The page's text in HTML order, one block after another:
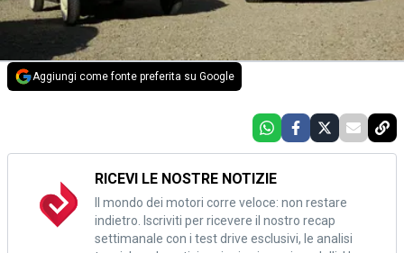
Aggiungi come fonte preferita su Google
RICEVI LE NOSTRE NOTIZIE
Il mondo dei motori corre veloce: non restare
indietro. Iscriviti per ricevere il nostro recap
settimanale con i test drive esclusivi, le analisi